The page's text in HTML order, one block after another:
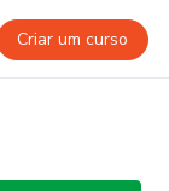
Criar um curso